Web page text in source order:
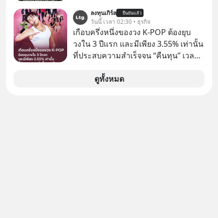
เก่าที่เขาเคยทำไว้ ตอนยังอยู่บริษัท
เดียวกัน
ลงทุนเกิร์ล ยืนยันแล้ว
วันนี้ เวลา 02:30 • ธุรกิจ
เกือบครึ่งหนึ่งของวง K-POP ต้องยุบ
วงใน 3 ปีแรก และมีเพียง 3.55% เท่านั้น
ที่ประสบความสำเร็จจน “คืนทุน” เวลา
เห็นภาพความสำเร็จที่หรูหรา คอนเสิร์ต
ดูทั้งหมด